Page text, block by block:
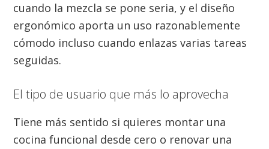
cuando la mezcla se pone seria, y el diseño
ergonómico aporta un uso razonablemente
cómodo incluso cuando enlazas varias tareas
seguidas.
El tipo de usuario que más lo aprovecha
Tiene más sentido si quieres montar una
cocina funcional desde cero o renovar una